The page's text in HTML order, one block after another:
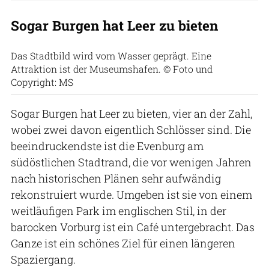
Sogar Burgen hat Leer zu bieten
Das Stadtbild wird vom Wasser geprägt. Eine
Attraktion ist der Museumshafen. © Foto und
Copyright: MS
Sogar Burgen hat Leer zu bieten, vier an der Zahl,
wobei zwei davon eigentlich Schlösser sind. Die
beeindruckendste ist die Evenburg am
südöstlichen Stadtrand, die vor wenigen Jahren
nach historischen Plänen sehr aufwändig
rekonstruiert wurde. Umgeben ist sie von einem
weitläufigen Park im englischen Stil, in der
barocken Vorburg ist ein Café untergebracht. Das
Ganze ist ein schönes Ziel für einen längeren
Spaziergang.